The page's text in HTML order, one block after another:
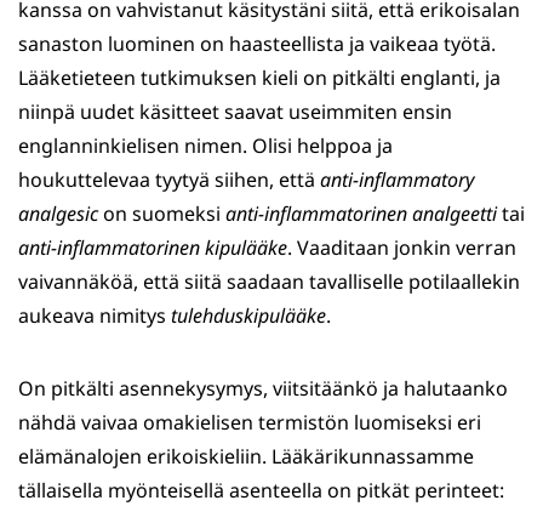
kanssa on vahvistanut käsitystäni siitä, että erikoisalan
sanaston luominen on haasteellista ja vaikeaa työtä.
Lääketieteen tutkimuksen kieli on pitkälti englanti, ja
niinpä uudet käsitteet saavat useimmiten ensin
englanninkielisen nimen. Olisi helppoa ja
houkuttelevaa tyytyä siihen, että anti-inflammatory
analgesicon suomeksi anti-inflammatorinen analgeettitai
anti-inflammatorinen kipulääke. Vaaditaan jonkin verran
vaivannäköä, että siitä saadaan tavalliselle potilaallekin
aukeava nimitys tulehduskipulääke.
On pitkälti asennekysymys, viitsitäänkö ja halutaanko
nähdä vaivaa omakielisen termistön luomiseksi eri
elämänalojen erikoiskieliin. Lääkärikunnassamme
tällaisella myönteisellä asenteella on pitkät perinteet: